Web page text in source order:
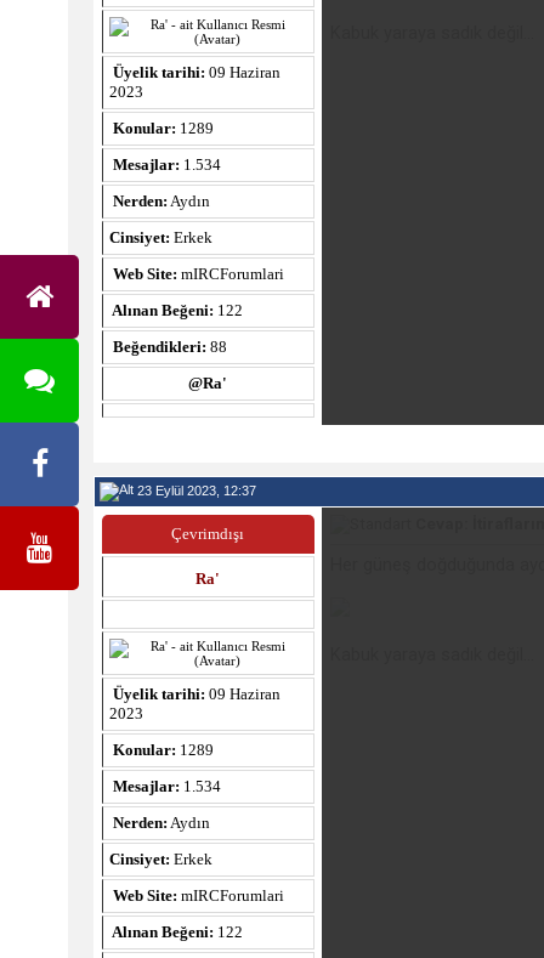
Üyelik tarihi: 09 Haziran
2023
Konular: 1289
Mesajlar: 1.534
Nerden: Aydın
Cinsiyet: Erkek
Web Site: mIRCForumlari
Alınan Beğeni: 122
Beğendikleri: 88
@Ra'
23 Eylül 2023, 12:37
Çevrimdışı
Ra'
Üyelik tarihi: 09 Haziran
2023
Konular: 1289
Mesajlar: 1.534
Nerden: Aydın
Cinsiyet: Erkek
Web Site: mIRCForumlari
Alınan Beğeni: 122